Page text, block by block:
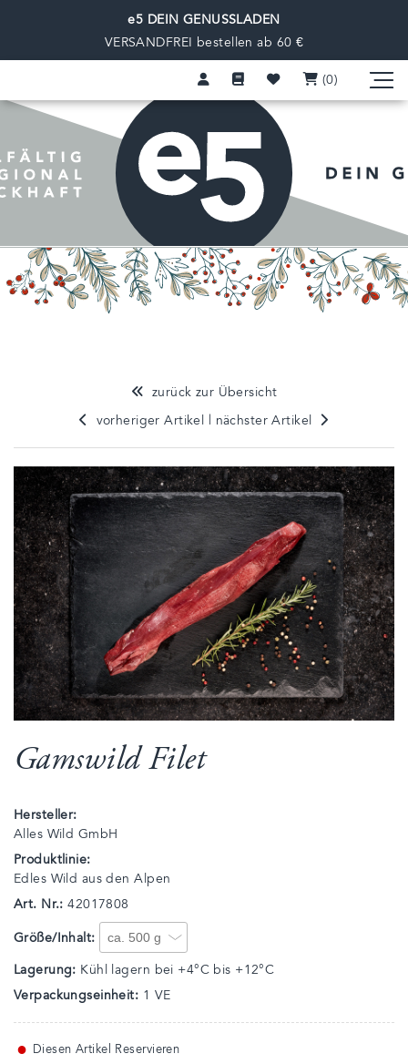
e5 DEIN GENUSSLADEN
VERSANDFREI bestellen ab 60 €
(0)
zurück zur Übersicht
vorheriger Artikel | nächster Artikel
Gamswild Filet
Hersteller:
Alles Wild GmbH
Produktlinie:
Edles Wild aus den Alpen
Art. Nr.: 42017808
Größe/Inhalt:
Lagerung: Kühl lagern bei +4°C bis +12°C
Verpackungseinheit: 1 VE
● Diesen Artikel Reservieren